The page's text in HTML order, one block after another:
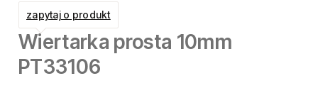
Wiertarka prosta 10mm
PT33106
zapytaj o produkt